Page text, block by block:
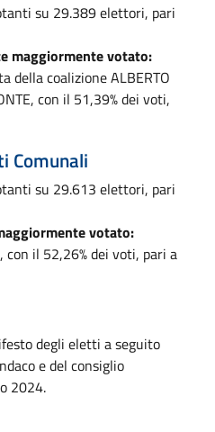
su 29.389 elettori, pari
maggiormente votato:
della coalizione ALBERTO
con il 51,39% dei voti,
Comunali
su 29.613 elettori, pari
votato:
con il 52,26% dei voti, pari a
degli eletti a seguito
e del consiglio
2024.